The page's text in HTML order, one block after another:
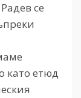
се
като етюд